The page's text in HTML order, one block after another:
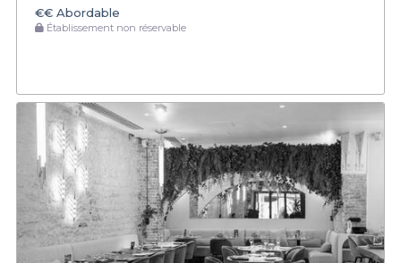
€€ Abordable
Établissement non réservable